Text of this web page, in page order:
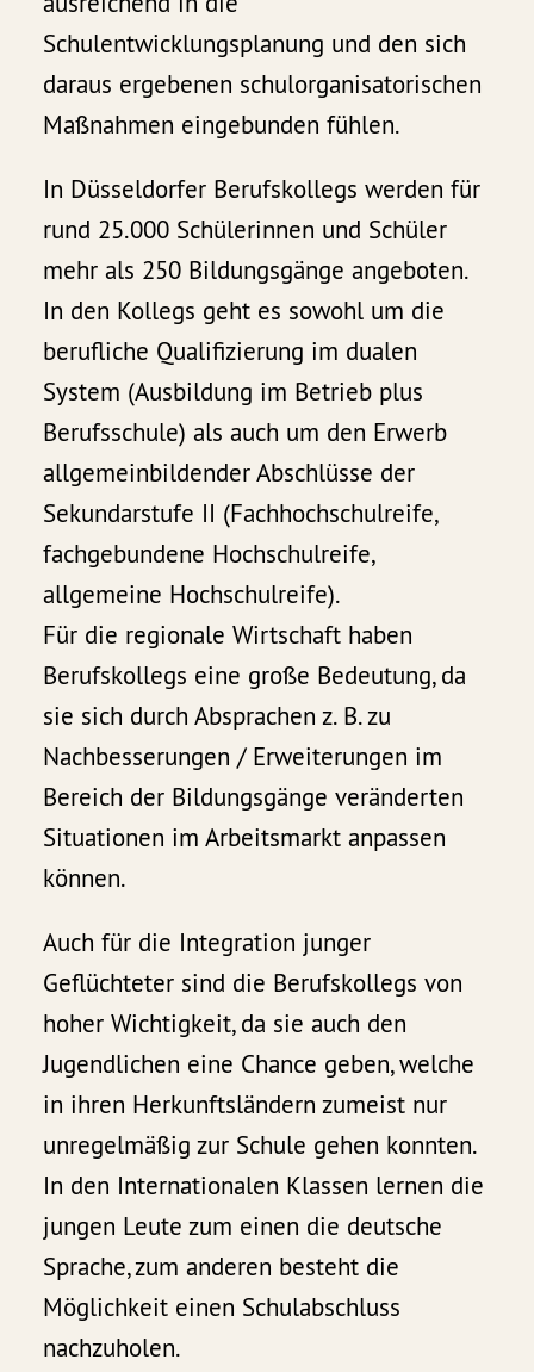
Schulentwicklungsplanung und den sich
daraus ergebenen schulorganisatorischen
Maßnahmen eingebunden fühlen.
In Düsseldorfer Berufskollegs werden für
rund 25.000 Schülerinnen und Schüler
mehr als 250 Bildungsgänge angeboten.
In den Kollegs geht es sowohl um die
berufliche Qualifizierung im dualen
System (Ausbildung im Betrieb plus
Berufsschule) als auch um den Erwerb
allgemeinbildender Abschlüsse der
Sekundarstufe II (Fachhochschulreife,
fachgebundene Hochschulreife,
allgemeine Hochschulreife).
Für die regionale Wirtschaft haben
Berufskollegs eine große Bedeutung, da
sie sich durch Absprachen z. B. zu
Nachbesserungen / Erweiterungen im
Bereich der Bildungsgänge veränderten
Situationen im Arbeitsmarkt anpassen
können.
Auch für die Integration junger
Geflüchteter sind die Berufskollegs von
hoher Wichtigkeit, da sie auch den
Jugendlichen eine Chance geben, welche
in ihren Herkunftsländern zumeist nur
unregelmäßig zur Schule gehen konnten.
In den Internationalen Klassen lernen die
jungen Leute zum einen die deutsche
Sprache, zum anderen besteht die
Möglichkeit einen Schulabschluss
nachzuholen.